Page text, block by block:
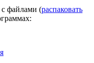
с файлами (распаковать